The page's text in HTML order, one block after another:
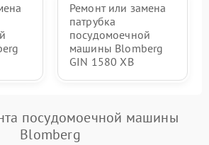
Ремонт или замена
патрубка
посудомоечной
машины Blomberg
GIN 1580 XB
посудомоечной машины
Blomberg